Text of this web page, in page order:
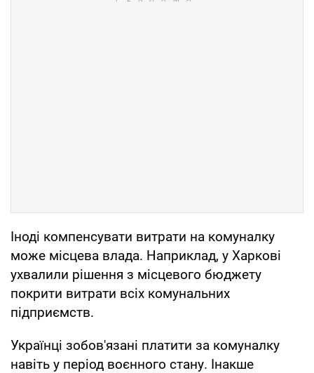
Іноді компенсувати витрати на комуналку
може місцева влада. Наприклад, у Харкові
ухвалили рішення з місцевого бюджету
покрити витрати всіх комунальних
підприємств.
Українці зобов'язані платити за комуналку
навіть у період воєнного стану. Інакше